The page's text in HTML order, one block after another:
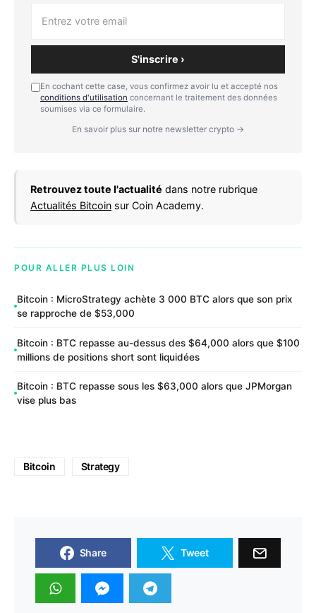
S'inscrire ›
En cochant cette case, vous confirmez avoir lu et accepté nos
conditions d'utilisation concernant le traitement des données
soumises via ce formulaire.
En savoir plus sur notre newsletter crypto →
Retrouvez toute l'actualité dans notre rubrique
Actualités Bitcoin sur Coin Academy.
POUR ALLER PLUS LOIN
Bitcoin : MicroStrategy achète 3 000 BTC alors que son prix
se rapproche de $53,000
Bitcoin : BTC repasse au-dessus des $64,000 alors que $100
millions de positions short sont liquidées
Bitcoin : BTC repasse sous les $63,000 alors que JPMorgan
vise plus bas
Bitcoin Strategy
Share Tweet